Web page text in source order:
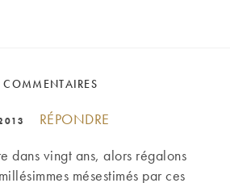
RÉPONDRE
dans vingt ans, alors régalons
mésestimés par ces